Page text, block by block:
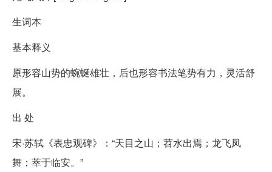
生词本
基本释义
原形容山势的蜿蜒雄壮，后也形容书法笔势有力，灵活舒
展。
出 处
宋·苏轼《表忠观碑》：“天目之山；苕水出焉；龙飞凤
舞；萃于临安。”